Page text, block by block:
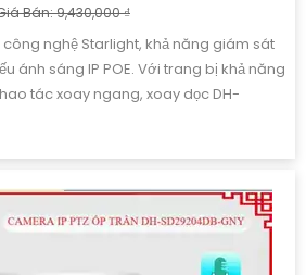
Bán: 9,430,000 ₫
nghệ Starlight, khả năng giám sát
ánh sáng IP POE. Với trang bị khả năng
tác xoay ngang, xoay dọc DH-